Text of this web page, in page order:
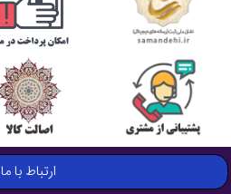
ارتباط با ما